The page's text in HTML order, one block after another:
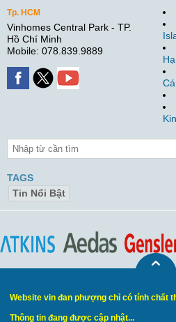
Tp. HCM
Vinhomes Central Park - TP.
Hồ Chí Minh
Mobile: 078.839.9889
TAGS
Tin Nổi Bật
Website vin đan phượng chỉ có tính chất
Thông tin đang được cập nhật...